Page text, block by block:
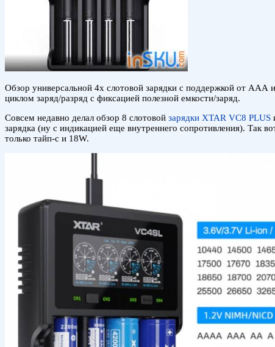
Обзор универсальной 4х слотовой зарядки с поддержкой от
циклом заряд/разряд с фиксацией полезной емкости/заряд.
Совсем недавно делал обзор 8 слотовой зарядки XTAR VC8 PLUS
зарядка (ну с индикацией еще внутреннего сопротивления). Так
только тайп-с и 18W.